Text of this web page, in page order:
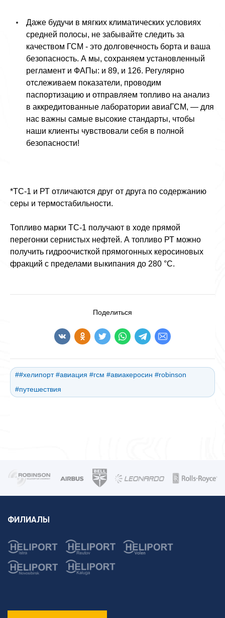
Даже будучи в мягких климатических условиях
средней полосы, не забывайте следить за
качеством ГСМ - это долговечность борта и ваша
безопасность. А мы, сохраняем установленный
регламент и ФАПы: и 89, и 126. Регулярно
отслеживаем показатели, проводим
паспортизацию и отправляем топливо на анализ
в аккредитованные лаборатории авиаГСМ, — для
нас важны самые высокие стандарты, чтобы
наши клиенты чувствовали себя в полной
безопасности!
*ТС-1 и РТ отличаются друг от друга по содержанию
серы и термостабильности.
Топливо марки ТС-1 получают в ходе прямой
перегонки сернистых нефтей. А топливо РТ можно
получить гидроочисткой прямогонных керосиновых
фракций с пределами выкипания до 280 °C.
Поделиться
##хелипорт #авиация #гсм #авиакеросин #robinson
#путешествия
ФИЛИАЛЫ